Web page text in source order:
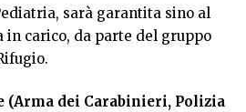
sarà garantita sino al
in carico, da parte del gruppo
(Arma dei Carabinieri, Polizia